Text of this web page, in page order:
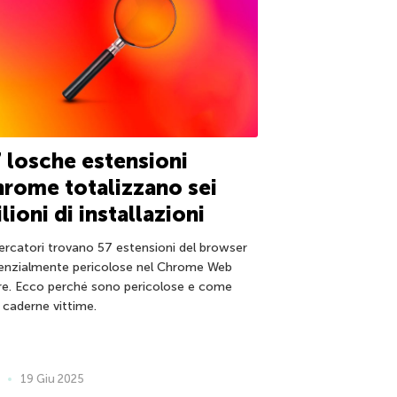
losche estensioni
totalizzano sei
di installazioni
trovano 57 estensioni del browser
pericolose nel Chrome Web
Ecco perché sono pericolose e come
caderne vittime.
19 Giu 2025